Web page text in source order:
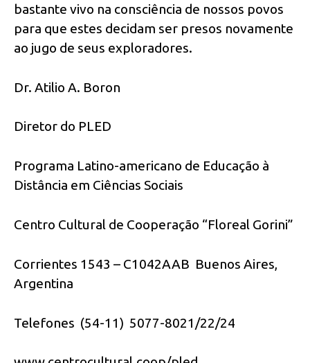
bastante vivo na consciência de nossos povos
para que estes decidam ser presos novamente
ao jugo de seus exploradores.
Dr. Atilio A. Boron
Diretor do PLED
Programa Latino-americano de Educação à
Distância em Ciências Sociais
Centro Cultural de Cooperação “Floreal Gorini”
Corrientes 1543 – C1042AAB Buenos Aires,
Argentina
Telefones (54-11) 5077-8021/22/24